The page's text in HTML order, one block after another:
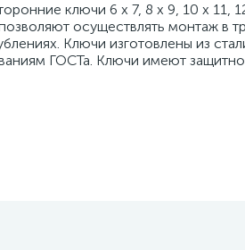
ключи 6 х 7, 8 х 9, 10 х 11,
осуществлять монтаж в
Ключи изготовлены из
ГОСТа. Ключи имеют